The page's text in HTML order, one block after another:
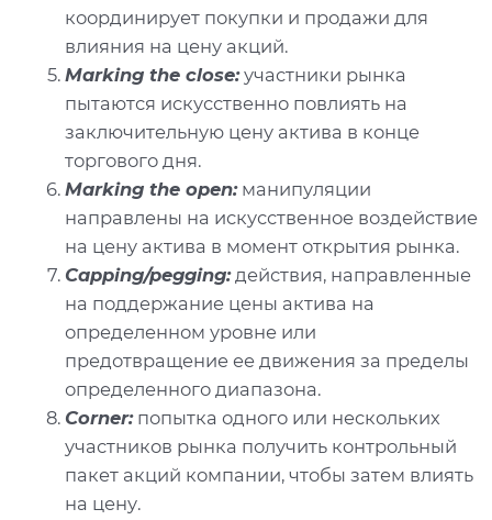
координирует покупки и продажи для
влияния на цену акций.
Marking the close:участники рынка
пытаются искусственно повлиять на
заключительную цену актива в конце
торгового дня.
Marking the open:манипуляции
направлены на искусственное воздействие
на цену актива в момент открытия рынка.
Capping/pegging:действия, направленные
на поддержание цены актива на
определенном уровне или
предотвращение ее движения за пределы
определенного диапазона.
Corner:попытка одного или нескольких
участников рынка получить контрольный
пакет акций компании, чтобы затем влиять
на цену.